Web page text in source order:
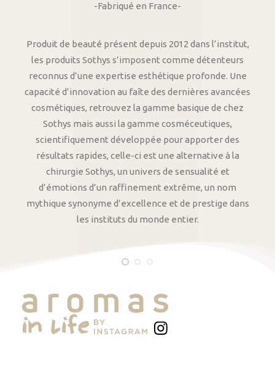
-Fabriqué en France-
Produit de beauté présent depuis 2012 dans l’institut,
les produits Sothys s’imposent comme détenteurs
reconnus d’une expertise esthétique profonde. Une
capacité d’innovation au faîte des dernières avancées
cosmétiques, retrouvez la gamme basique de chez
Sothys mais aussi la gamme cosméceutiques,
scientifiquement développée pour apporter des
résultats rapides, celle-ci est une alternative à la
chirurgie Sothys, un univers de sensualité et
d’émotions d’un raffinement extrême, un nom
mythique synonyme d’excellence et de prestige dans
les instituts du monde entier.